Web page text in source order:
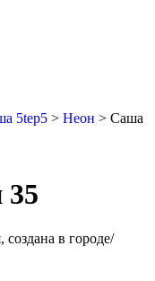
5tep5 > Неон > Саша
в городе/